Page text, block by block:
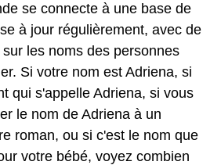
se connecte à une base de
à jour régulièrement, avec de
les noms des personnes
Si votre nom est Adriena, si
qui s'appelle Adriena, si vous
le nom de Adriena à un
roman, ou si c'est le nom que
votre bébé, voyez combien